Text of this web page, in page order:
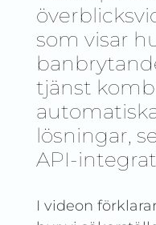
som visar
tjänst
lösningar,
API-
I videon